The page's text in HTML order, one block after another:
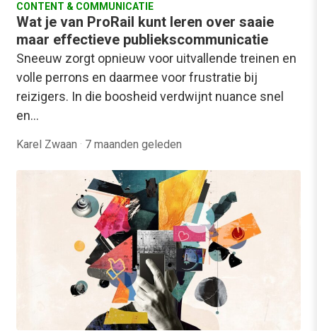
CONTENT & COMMUNICATIE
Wat je van ProRail kunt leren over saaie
maar effectieve publiekscommunicatie
Sneeuw zorgt opnieuw voor uitvallende treinen en
volle perrons en daarmee voor frustratie bij
reizigers. In die boosheid verdwijnt nuance snel
en…
Karel Zwaan · 7 maanden geleden